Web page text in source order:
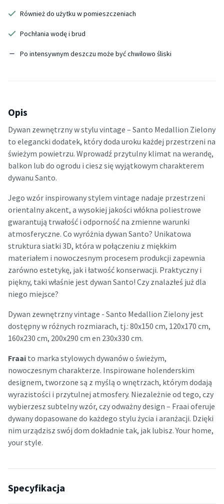
Również do użytku w pomieszczeniach
Pochłania wodę i brud
Po intensywnym deszczu może być chwilowo śliski
Opis
Dywan zewnętrzny w stylu vintage – Santo Medallion Zielony
to elegancki dodatek, który doda uroku każdej przestrzeni na
świeżym powietrzu. Wprowadź przytulny klimat na werandę,
balkon lub do ogrodu i ciesz się wyjątkowym charakterem
dywanu Santo.
Jego wzór inspirowany stylem vintage nadaje przestrzeni
orientalny akcent, a wysokiej jakości włókna poliestrowe
gwarantują trwałość i odporność na zmienne warunki
atmosferyczne. Co wyróżnia dywan Santo? Unikatowa
struktura siatki 3D, która w połączeniu z miękkim
materiałem i nowoczesnym procesem produkcji zapewnia
zarówno estetykę, jak i łatwość konserwacji. Praktyczny i
piękny, taki właśnie jest dywan Santo! Czy znalazłeś już dla
niego miejsce?
Dywan zewnętrzny vintage - Santo Medallion Zielony jest
dostępny w różnych rozmiarach, tj.: 80x150 cm, 120x170 cm,
160x230 cm, 200x290 cm en 230x330 cm.
Fraai to marka stylowych dywanów o świeżym,
nowoczesnym charakterze. Inspirowane holenderskim
designem, tworzone są z myślą o wnętrzach, którym dodają
wyrazistości i przytulnej atmosfery. Niezależnie od tego, czy
wybierzesz subtelny wzór, czy odważny design – Fraai oferuje
dywany dopasowane do każdego stylu życia i aranżacji. Dzięki
nim urządzisz swój dom dokładnie tak, jak lubisz. Your home,
your style.
Specyfikacja